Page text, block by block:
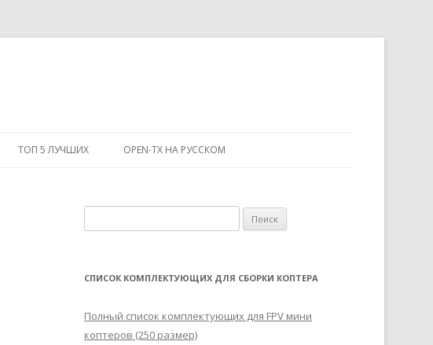
ТОП 5 ЛУЧШИХ OPEN-TX НА РУССКОМ
а
т
:
СПИСОК КОМПЛЕКТУЮЩИХ ДЛЯ СБОРКИ КОПТЕРА
Полный список комплектующих для FPV мини
коптеров (250 размер)